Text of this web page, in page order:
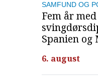
SAMFUND OG
Fem år med
Spanien og
6. august